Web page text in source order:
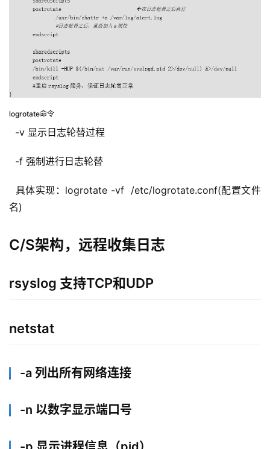
logrotate命令
  -v 显示日志轮替过程
  -f 强制进行日志轮替
名)
C/S架构，远程收集日志
rsyslog 支持TCP和UDP
netstat
-a 列出所有网络连接
-n 以数字显示端口号